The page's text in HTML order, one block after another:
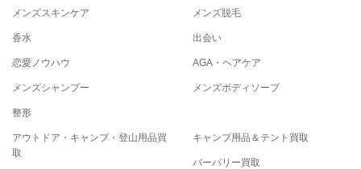
メンズスキンケア メンズ脱毛
香水 出会い
恋愛ノウハウ AGA・ヘアケア
メンズシャンプー メンズボディソープ
整形
アウトドア・キャンプ・登山用品買
取
キャンプ用品＆テント買取
バーバリー買取